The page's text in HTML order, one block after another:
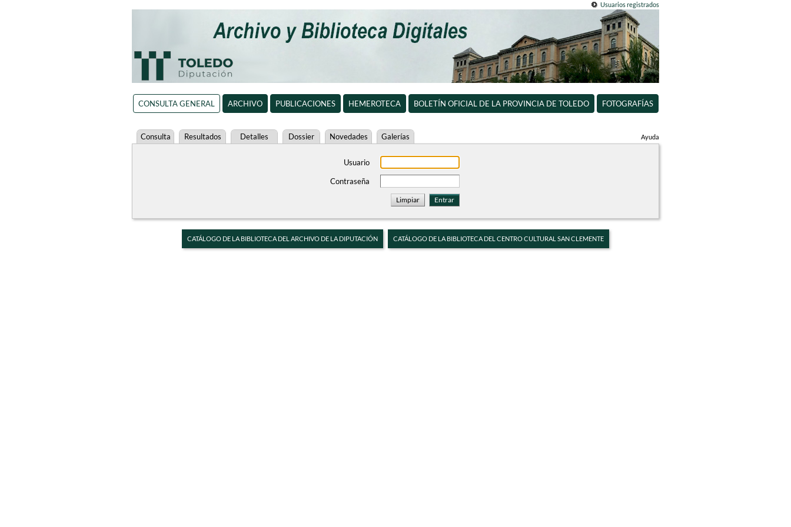
Usuarios registrados
CONSULTA GENERAL ARCHIVO PUBLICACIONES HEMEROTECA BOLETÍN OFICIAL DE LA PROVINCIA DE TOLEDO FOTOGRAFÍAS
Ayuda
Consulta Resultados Detalles Dossier Novedades Galerías
Usuario
Contraseña
CATÁLOGO DE LA BIBLIOTECA DEL ARCHIVO DE LA DIPUTACIÓN CATÁLOGO DE LA BIBLIOTECA DEL CENTRO CULTURAL SAN CLEMENTE